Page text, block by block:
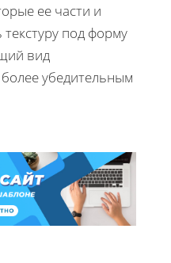
ее части и
под форму
вид
убедительным